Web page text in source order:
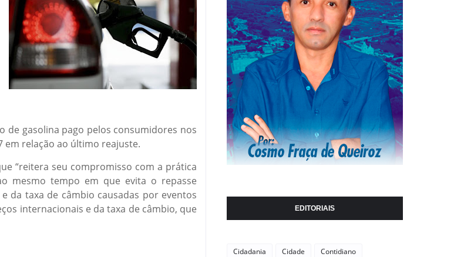
de gasolina pago pelos consumidores nos
em relação ao último reajuste.
“reitera seu compromisso com a prática
mesmo tempo em que evita o repasse
da taxa de câmbio causadas por eventos
internacionais e da taxa de câmbio, que
EDITORIAIS
Cidadania Cidade
Contidiano